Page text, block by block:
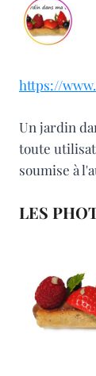
https://
Un jardin
toute
soumise à
LES